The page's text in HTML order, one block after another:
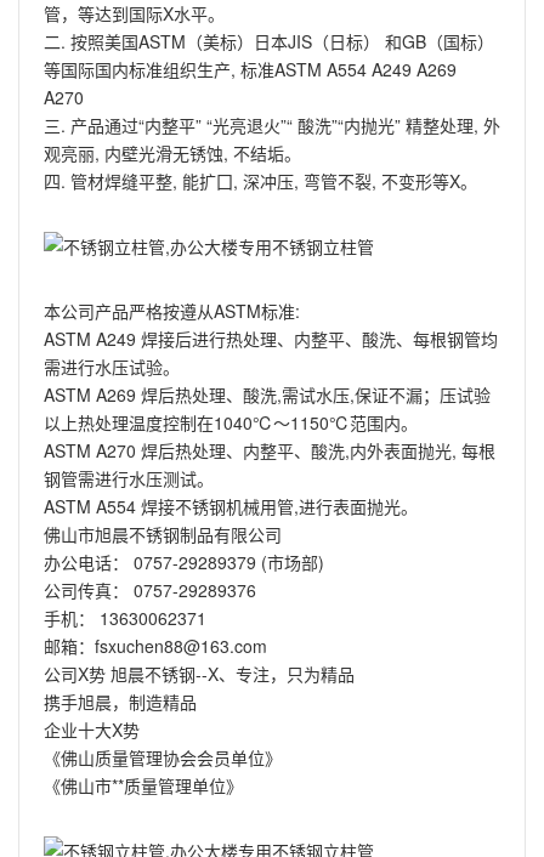
管，等达到国际X水平。
二. 按照美国ASTM（美标）日本JIS（日标） 和GB（国标）
等国际国内标准组织生产, 标准ASTM A554 A249 A269
A270
三. 产品通过“内整平” “光亮退火”“ 酸洗”“内抛光” 精整处理, 外
观亮丽, 内壁光滑无锈蚀, 不结垢。
四. 管材焊缝平整, 能扩囗, 深冲压, 弯管不裂, 不变形等X。
本公司产品严格按遵从ASTM标准:
ASTM A249 焊接后进行热处理、内整平、酸洗、每根钢管均
需进行水压试验。
ASTM A269 焊后热处理、酸洗,需试水压,保证不漏；压试验
以上热处理温度控制在1040℃～1150℃范围内。
ASTM A270 焊后热处理、内整平、酸洗,内外表面抛光, 每根
钢管需进行水压测试。
ASTM A554 焊接不锈钢机械用管,进行表面抛光。
佛山市旭晨不锈钢制品有限公司
办公电话： 0757-29289379 (市场部)
公司传真： 0757-29289376
手机： 13630062371
邮箱：fsxuchen88@163.com
公司X势 旭晨不锈钢--X、专注，只为精品
携手旭晨，制造精品
企业十大X势
《佛山质量管理协会会员单位》
《佛山市**质量管理单位》